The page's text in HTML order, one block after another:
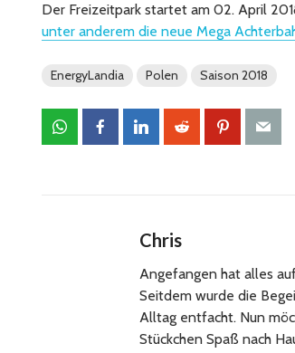
Der Freizeitpark startet am 02. April
unter anderem die neue Mega
EnergyLandia Polen Saison 2018
Chris
Angefangen hat alles
Seitdem wurde die
Alltag entfacht. Nun
Stückchen Spaß nach